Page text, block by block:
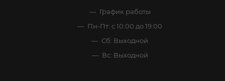
График работы
Пн-Пт: с 10:00 до 19:00
Сб: Выходной
Вс: Выходной